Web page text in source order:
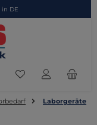
in DE
Du hast 0
Laborgeräte